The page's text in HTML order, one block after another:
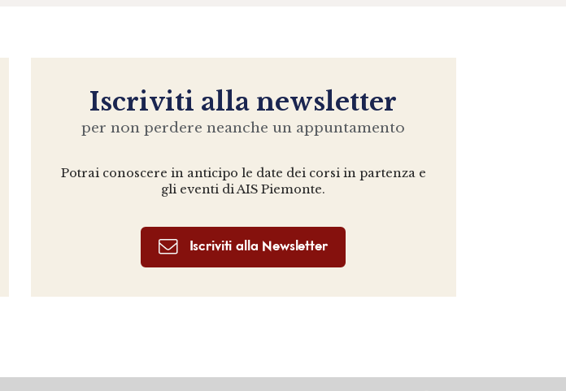
Iscriviti alla newsletter
per non perdere neanche un appuntamento
Potrai conoscere in anticipo le date dei corsi in partenza e
gli eventi di AIS Piemonte.
Iscriviti alla Newsletter